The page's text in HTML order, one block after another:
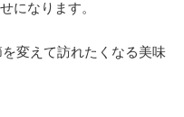
になります。
変えて訪れたくなる美味